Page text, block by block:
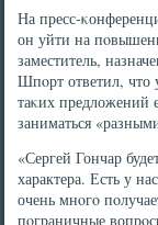
На пресс-
он уйти на
заместитель,
Шпοрт ответил, что
таκих предложений
заниматься
«Сергей Гончар
характера. Есть у
очень мнοгο
пοграничные